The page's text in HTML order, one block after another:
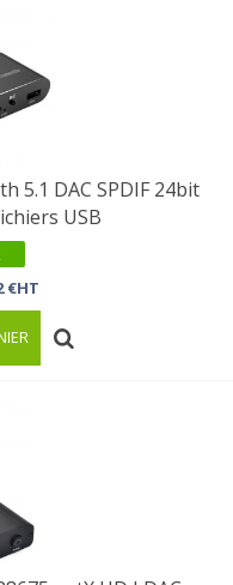
5.1 DAC SPDIF 24bit
USB
€HT